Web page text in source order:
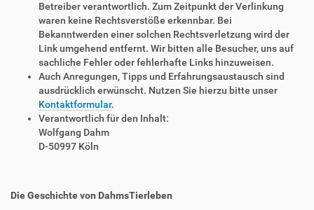
Betreiber verantwortlich. Zum Zeitpunkt der Verlinkung
waren keine Rechtsverstöße erkennbar. Bei
Bekanntwerden einer solchen Rechtsverletzung wird der
Link umgehend entfernt. Wir bitten alle Besucher, uns auf
sachliche Fehler oder fehlerhafte Links hinzuweisen.
Auch Anregungen, Tipps und Erfahrungsaustausch sind
ausdrücklich erwünscht. Nutzen Sie hierzu bitte unser
Kontaktformular.
Verantwortlich für den Inhalt:
Wolfgang Dahm
D-50997 Köln
Die Geschichte von DahmsTierleben